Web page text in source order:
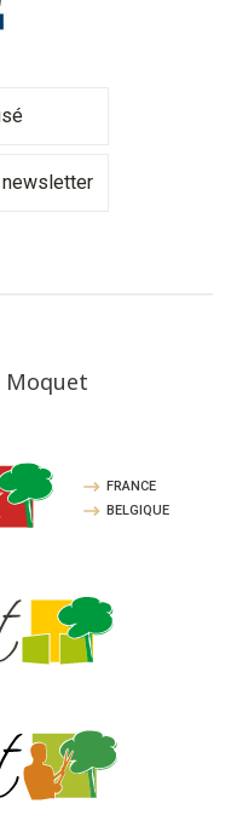
Moquet
FRANCE
BELGIQUE